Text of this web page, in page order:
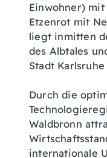
Einwohner) mit
Etzenrot mit
liegt inmitten
des Albtales
Stadt Karlsruhe
Durch die
Waldbronn
internationale